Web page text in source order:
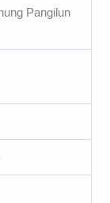
Pangilun